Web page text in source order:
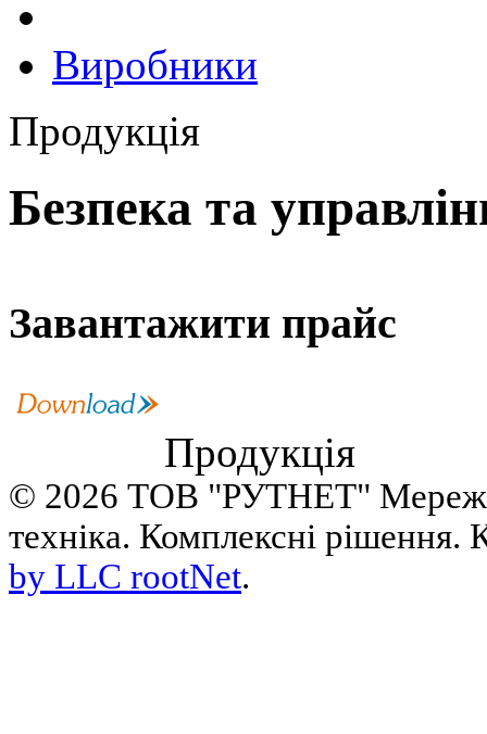
Виробники
Продукція
Безпека та
Завантажити прайс
Продукція
© 2026 ТОВ "РУТНЕТ"
техніка. Комплексні рішення.
by LLC rootNet.